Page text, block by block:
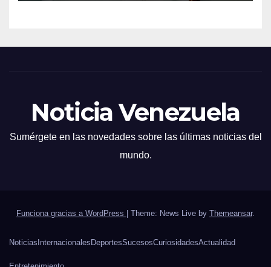
Noticia Venezuela
Sumérgete en las novedades sobre las últimas noticias del
mundo.
Funciona gracias a WordPress | Theme: News Live by Themeansar.
Noticias Internacionales DeportesSucesosCuriosidadesActualidad